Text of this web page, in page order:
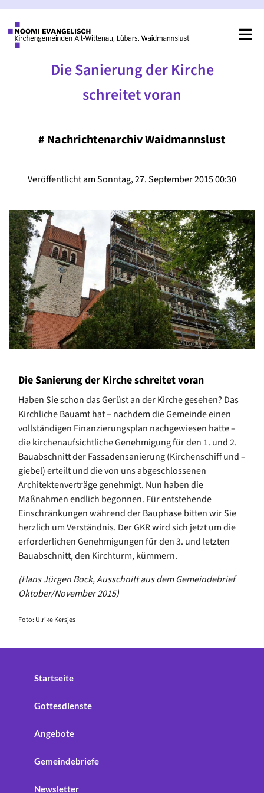
Die Sanierung der Kirche
schreitet voran
# Nachrichtenarchiv Waidmannslust
Veröffentlicht am Sonntag, 27. September 2015 00:30
Die Sanierung der Kirche schreitet voran
Haben Sie schon das Gerüst an der Kirche gesehen? Das
Kirchliche Bauamt hat – nachdem die Gemeinde einen
vollständigen Finanzierungsplan nachgewiesen hatte –
die kirchenaufsichtliche Genehmigung für den 1. und 2.
Bauabschnitt der Fassadensanierung (Kirchenschiff und –
giebel) erteilt und die von uns abgeschlossenen
Architektenverträge genehmigt. Nun haben die
Maßnahmen endlich begonnen. Für entstehende
Einschränkungen während der Bauphase bitten wir Sie
herzlich um Verständnis. Der GKR wird sich jetzt um die
erforderlichen Genehmigungen für den 3. und letzten
Bauabschnitt, den Kirchturm, kümmern.
(Hans Jürgen Bock, Ausschnitt aus dem Gemeindebrief
Oktober/November 2015)
Foto: Ulrike Kersjes
Startseite
Gottesdienste
Angebote
Gemeindebriefe
Newsletter